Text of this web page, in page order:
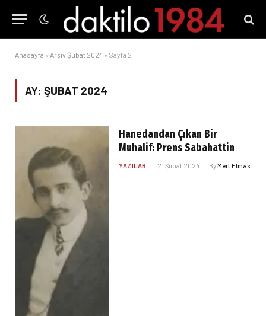
Anasayfa » Arşiv Şubat 2024 » Sayfa 2
AY: ŞUBAT 2024
Hanedandan Çıkan Bir
Muhalif: Prens Sabahattin
YAZILAR 21 Şubat 2024 ByMert Elmas